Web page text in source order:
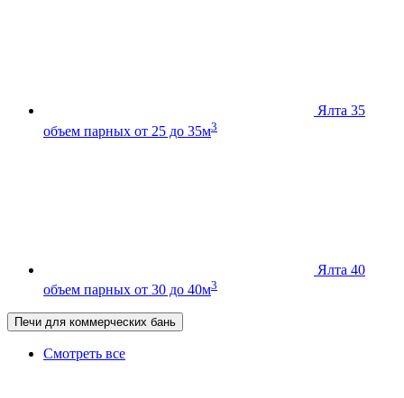
Ялта 35
объем парных от 25 до 35м3
Ялта 40
объем парных от 30 до 40м3
Печи для коммерческих бань
Смотреть все